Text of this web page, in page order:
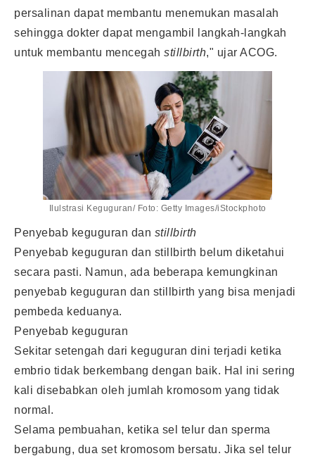
persalinan dapat membantu menemukan masalah
sehingga dokter dapat mengambil langkah-langkah
untuk membantu mencegah stillbirth," ujar ACOG.
Ilulstrasi Keguguran/ Foto: Getty Images/iStockphoto
Penyebab keguguran dan stillbirth
Penyebab keguguran dan stillbirth belum diketahui
secara pasti. Namun, ada beberapa kemungkinan
penyebab keguguran dan stillbirth yang bisa menjadi
pembeda keduanya.
Penyebab keguguran
Sekitar setengah dari keguguran dini terjadi ketika
embrio tidak berkembang dengan baik. Hal ini sering
kali disebabkan oleh jumlah kromosom yang tidak
normal.
Selama pembuahan, ketika sel telur dan sperma
bergabung, dua set kromosom bersatu. Jika sel telur